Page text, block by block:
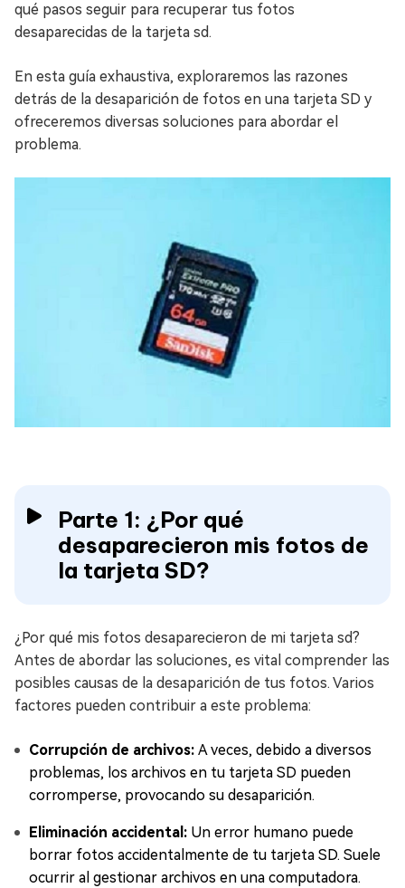
qué pasos seguir para recuperar tus fotos
desaparecidas de la tarjeta sd.
En esta guía exhaustiva, exploraremos las razones
detrás de la desaparición de fotos en una tarjeta SD y
ofreceremos diversas soluciones para abordar el
problema.
Parte 1: ¿Por qué
desaparecieron mis fotos de
la tarjeta SD?
¿Por qué mis fotos desaparecieron de mi tarjeta sd?
Antes de abordar las soluciones, es vital comprender las
posibles causas de la desaparición de tus fotos. Varios
factores pueden contribuir a este problema:
Corrupción de archivos: A veces, debido a diversos
problemas, los archivos en tu tarjeta SD pueden
corromperse, provocando su desaparición.
Eliminación accidental: Un error humano puede
borrar fotos accidentalmente de tu tarjeta SD. Suele
ocurrir al gestionar archivos en una computadora.